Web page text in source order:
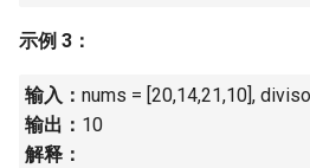
25. 合并两个排序的链表
26. 树的子结构
27. 二叉树的镜像
21. 删除链表的倒数第 n 个结
22. 链表中环的入口节点
4.2. 最小高度树
示例 3：
输入： nums = [20,14,21,10],
输出： 10
解释：